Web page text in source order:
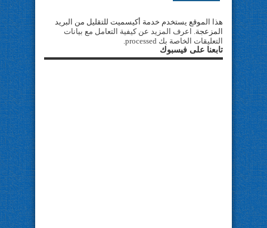
هذا الموقع يستخدم خدمة أكيسميت للتقليل من البريد
المزعجة. اعرف المزيد عن كيفية التعامل مع بيانات
التعليقات الخاصة بك processed
.
تابعنا على فيسبوك